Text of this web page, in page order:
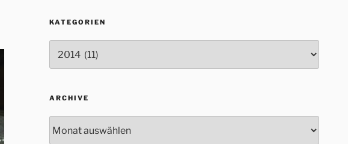
KATEGORIEN
ARCHIVE